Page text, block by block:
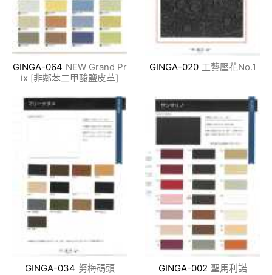
GINGA-064 NEW Grand Pr
ix [非鄰苯二甲酸鹽皮革]
GINGA-020 工藝壓花No.1
GINGA-034 努梅碼頭 GINGA-002 聖馬利諾